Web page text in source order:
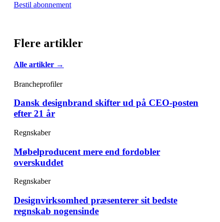
Bestil abonnement
Flere artikler
Alle artikler →
Brancheprofiler
Dansk designbrand skifter ud på CEO-posten
efter 21 år
Regnskaber
Møbelproducent mere end fordobler
overskuddet
Regnskaber
Designvirksomhed præsenterer sit bedste
regnskab nogensinde